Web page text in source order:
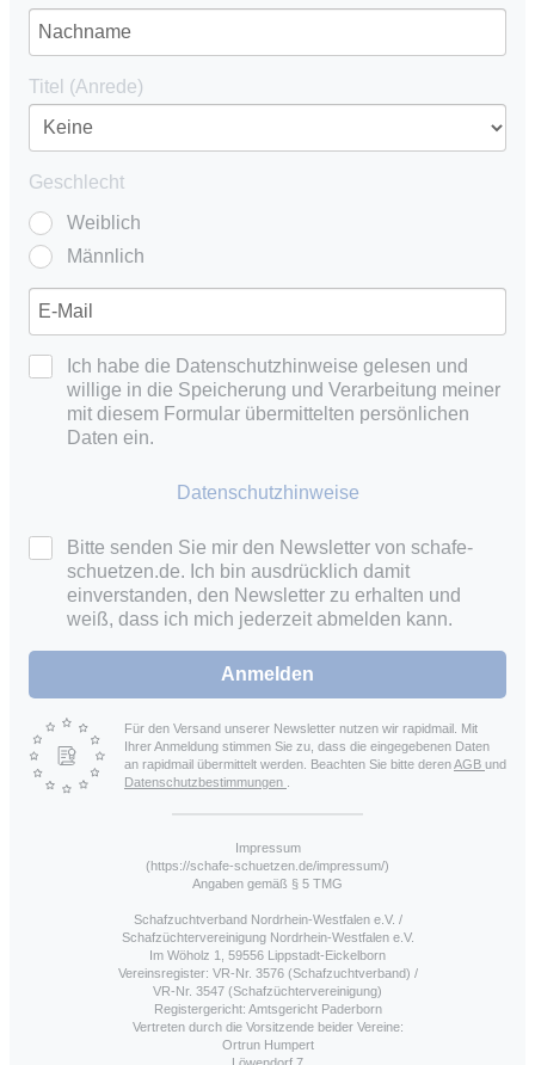
Titel (Anrede)
Geschlecht
Weiblich
Männlich
Ich habe die Datenschutzhinweise gelesen und
willige in die Speicherung und Verarbeitung meiner
mit diesem Formular übermittelten persönlichen
Daten ein.
Datenschutzhinweise
Bitte senden Sie mir den Newsletter von schafe-
schuetzen.de. Ich bin ausdrücklich damit
einverstanden, den Newsletter zu erhalten und
weiß, dass ich mich jederzeit abmelden kann.
Anmelden
Für den Versand unserer Newsletter nutzen wir rapidmail. Mit
Ihrer Anmeldung stimmen Sie zu, dass die eingegebenen Daten
an rapidmail übermittelt werden. Beachten Sie bitte derenAGB und
Datenschutzbestimmungen
Impressum
(https://schafe-schuetzen.de/impressum/)
Angaben gemäß § 5 TMG
Schafzuchtverband Nordrhein-Westfalen e.V. /
Schafzüchtervereinigung Nordrhein-Westfalen e.V.
Im Wöholz 1, 59556 Lippstadt-Eickelborn
Vereinsregister: VR-Nr. 3576 (Schafzuchtverband) /
VR-Nr. 3547 (Schafzüchtervereinigung)
Registergericht: Amtsgericht Paderborn
Vertreten durch die Vorsitzende beider Vereine:
Ortrun Humpert